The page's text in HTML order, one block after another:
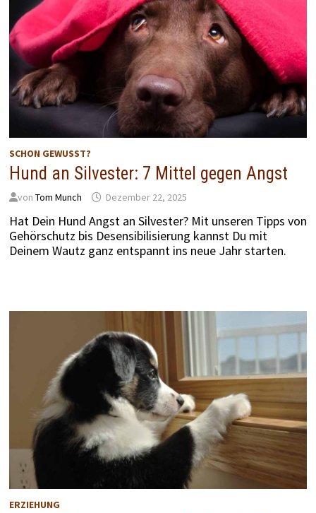
SCHON GEWUSST?
Hund an Silvester: 7 Mittel gegen Angst
von Tom Munch Dezember 22, 2025
Hat Dein Hund Angst an Silvester? Mit unseren Tipps von
Gehörschutz bis Desensibilisierung kannst Du mit
Deinem Wautz ganz entspannt ins neue Jahr starten.
ERZIEHUNG